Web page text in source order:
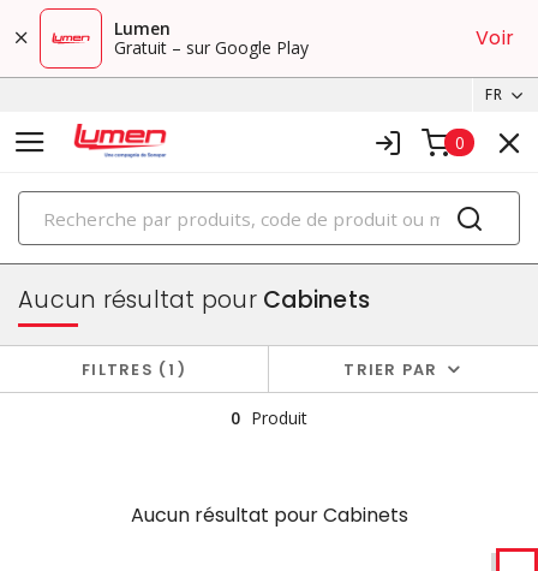
Lumen
Gratuit – sur Google Play
Voir
FR
0
PRODUITS
boîtiers et cabinets
Aucun résultat pourCabinets
FILTRES 1 TRIER PAR
0 Produit
Aucun résultat pourCabinets